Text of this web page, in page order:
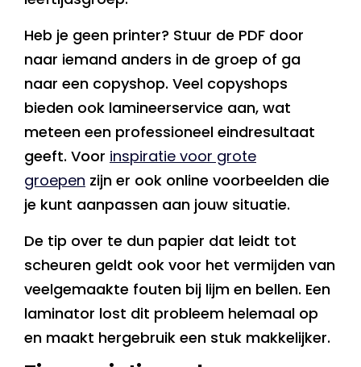
Heb je geen printer? Stuur de PDF door
naar iemand anders in de groep of ga
naar een copyshop. Veel copyshops
bieden ook lamineerservice aan, wat
meteen een professioneel eindresultaat
geeft. Voor inspiratie voor grote
groepen zijn er ook online voorbeelden die
je kunt aanpassen aan jouw situatie.
De tip over te dun papier dat leidt tot
scheuren geldt ook voor het vermijden van
veelgemaakte fouten bij lijm en bellen. Een
laminator lost dit probleem helemaal op
en maakt hergebruik een stuk makkelijker.